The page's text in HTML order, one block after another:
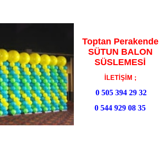
Toptan Perakende
SÜTUN BALON
SÜSLEMESİ
İLETİŞİM ;
0 505 394 29 32
0 544 929 08 35